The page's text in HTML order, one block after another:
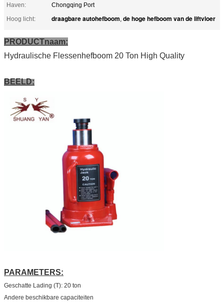
Haven:
Chongqing Port
Hoog licht:
draagbare autohefboom, de hoge hefboom van de liftvloer
PRODUCTnaam:
Hydraulische Flessenhefboom 20 Ton High Quality
BEELD:
PARAMETERS:
Geschatte Lading (T): 20 ton
Andere beschikbare capaciteiten